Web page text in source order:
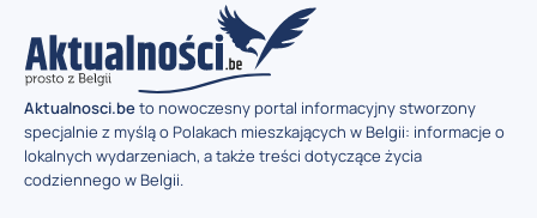
Aktualnosci.beto nowoczesny portal informacyjny stworzony
specjalnie z myślą o Polakach mieszkających w Belgii: informacje o
lokalnych wydarzeniach, a także treści dotyczące życia
codziennego w Belgii.